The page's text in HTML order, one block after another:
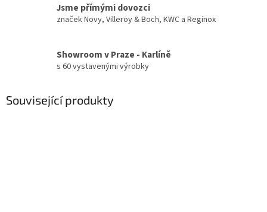
Jsme přímými dovozci
značek Novy, Villeroy & Boch, KWC a Reginox
Showroom v Praze - Karlíně
s 60 vystavenými výrobky
Související produkty